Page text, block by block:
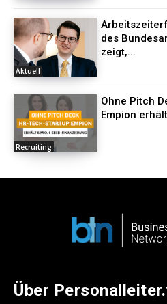
Aktuell
des
zeigt,...
Recruiting
Ohne Pitch
Empion
Über